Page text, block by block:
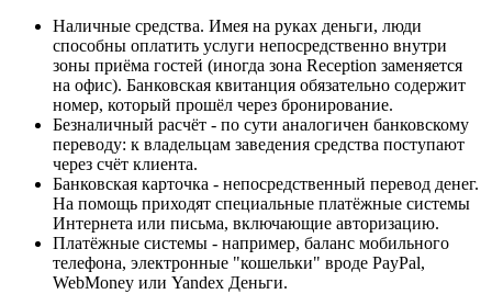
Наличные средства. Имея на руках деньги, люди
способны оплатить услуги непосредственно внутри
зоны приёма гостей (иногда зона Reception заменяется
на офис). Банковская квитанция обязательно содержит
номер, который прошёл через бронирование.
Безналичный расчёт - по сути аналогичен банковскому
переводу: к владельцам заведения средства поступают
через счёт клиента.
Банковская карточка - непосредственный перевод денег.
На помощь приходят специальные платёжные системы
Интернета или письма, включающие авторизацию.
Платёжные системы - например, баланс мобильного
телефона, электронные "кошельки" вроде PayPal,
WebMoney или Yandex Деньги.